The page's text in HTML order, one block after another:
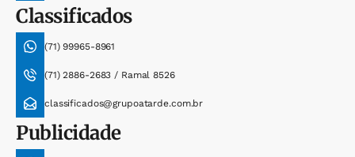
Classificados
(71) 99965-8961
(71) 2886-2683 / Ramal 8526
classificados@grupoatarde.com.br
Publicidade